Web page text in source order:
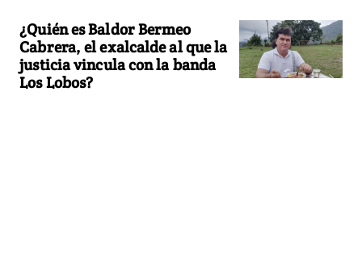
¿Quién es Baldor Bermeo
Cabrera, el exalcalde al que la
justicia vincula con la banda
Los Lobos?